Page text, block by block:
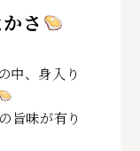
さ
中、身入り
旨味が有り